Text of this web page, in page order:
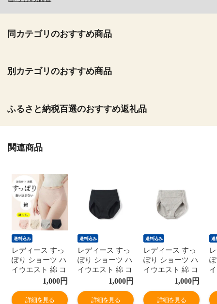
同カテゴリのおすすめ商品
別カテゴリのおすすめ商品
ふるさと納税百選のおすすめ返礼品
関連商品
送料込み
レディース すっ
ぽり ショーツ ハ
イウエスト 綿 コ
ットン お肌に優
プ 深ばき レギュ
1,000円
詳細を見る
送料込み
レディース すっ
ぽり ショーツ ハ
イウエスト 綿 コ
ットン お肌に優
プ 深ばき レギュ
1,000円
詳細を見る
送料込み
レディース すっ
ぽり ショーツ ハ
イウエスト 綿 コ
ットン お肌に優
プ 深ばき レギュ
1,000円
詳細を見る
送